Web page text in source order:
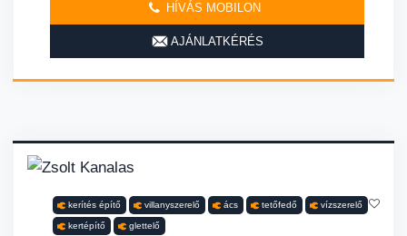
HÍVÁS MOBILON
AJÁNLATKÉRÉS
kerítés építő villanyszerelő ács tetőfedő vízszerelő
kertépítő glettelő